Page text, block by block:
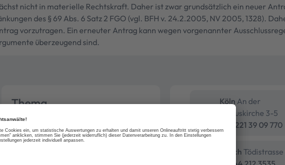
nicht in materielle Rechtskraft. Daher ist zwar grundsätzlich ein neuer
des § 69 Abs. 6 Satz 2 FGO (vgl. BFH v. 24.2.2005, NV 2005, 1328).
vorzutragen. Ein erneuter Antrag kann wegen vorgenannter
überzeugend sind.
Thema
Steuerrecht
Rechtschutz Steuersachen
Köln An der
Pauluskirche 3-5
+49 221 39 09 770
Zürich Tödistrasse